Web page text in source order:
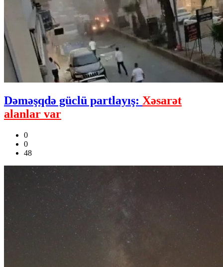
Dəməşqdə güclü partlayış: Xəsarət
alanlar var
0
0
48